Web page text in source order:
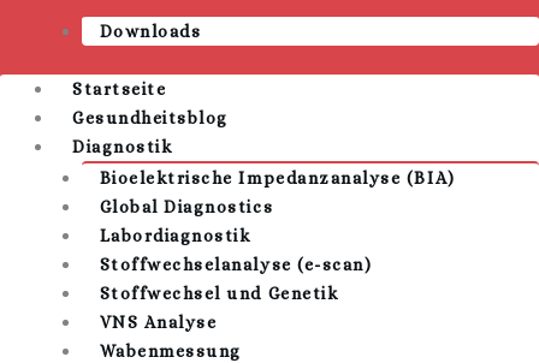
Downloads
Startseite
Gesundheitsblog
Diagnostik
Bioelektrische Impedanzanalyse (BIA)
Global Diagnostics
Labordiagnostik
Stoffwechselanalyse (e-scan)
Stoffwechsel und Genetik
VNS Analyse
Wabenmessung